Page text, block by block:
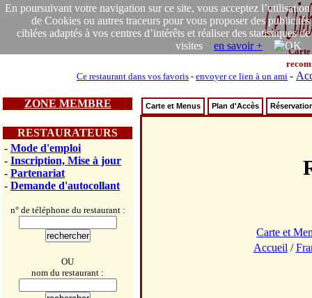
En poursuivant votre navigation sur ce site, vous acceptez l’utilisation
de Cookies ou autres traceurs pour vous proposer des publicités
ciblées adaptés à vos centres d’intérêts et réaliser des statistiques de
visites en savoir +
Carte
Ce restaurant dans vos favoris - envoyer ce lien à un ami -
ZONE MEMBRE
RESTAURATEURS
- Mode d'emploi
- Inscription, Mise à jour
- Partenariat
- Demande d'autocollant
n° de téléphone du restaurant :
OU
nom du restaurant :
Carte et Menus Plan d'Accès
Carte et
Accueil /